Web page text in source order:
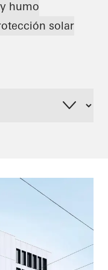
humo
solar